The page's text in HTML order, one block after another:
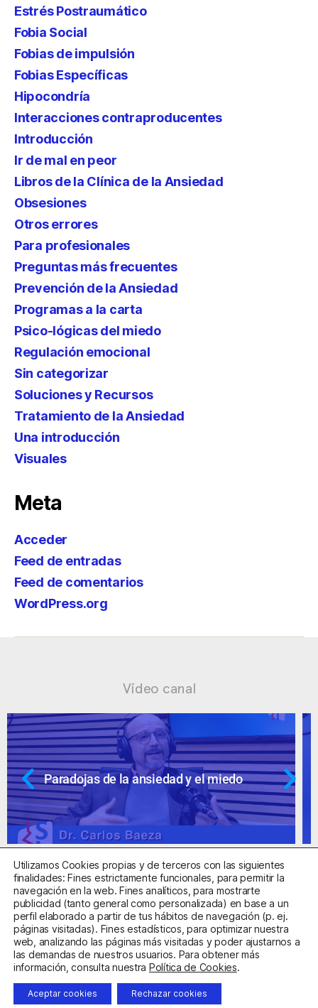
Estrés Postraumático
Fobia Social
Fobias de impulsión
Fobias Específicas
Hipocondría
Interacciones contraproducentes
Introducción
Ir de mal en peor
Libros de la Clínica de la Ansiedad
Obsesiones
Otros errores
Para profesionales
Preguntas más frecuentes
Prevención de la Ansiedad
Programas a la carta
Psico-lógicas del miedo
Regulación emocional
Sin categorizar
Soluciones y Recursos
Tratamiento de la Ansiedad
Una introducción
Visuales
Meta
Acceder
Feed de entradas
Feed de comentarios
WordPress.org
Vídeo canal
Ansiedad: supuestos cuestionables
Centro Sanitario Autorizado con el código E08737002
Aviso LegalPolítica de PrivacidadPolítica de Cookies
Clínica de la Ansiedad. Teléfonos:932263020
Utilizamos Cookies propias y de terceros con las siguientes
finalidades: Fines estrictamente funcionales, para permitir la
navegación en la web. Fines analíticos, para mostrarte
publicidad (tanto general como personalizada) en base a un
perfil elaborado a partir de tus hábitos de navegación (p. ej.
páginas visitadas). Fines estadísticos, para optimizar nuestra
web, analizando las páginas más visitadas y poder ajustarnos a
las demandas de nuestros usuarios. Para obtener más
información, consulta nuestra Política de Cookies.
Aceptar cookies Rechazar cookies